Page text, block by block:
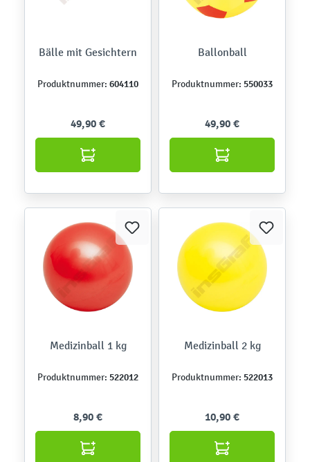
Bälle mit Gesichtern
Produktnummer: 604110
49,90 €
Ballonball
Produktnummer: 550033
49,90 €
Medizinball 1 kg
Produktnummer: 522012
8,90 €
Medizinball 2 kg
Produktnummer: 522013
10,90 €